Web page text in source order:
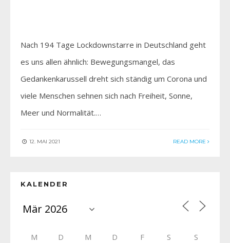
Nach 194 Tage Lockdownstarre in Deutschland geht
es uns allen ähnlich: Bewegungsmangel, das
Gedankenkarussell dreht sich ständig um Corona und
viele Menschen sehnen sich nach Freiheit, Sonne,
Meer und Normalität.…
12. MAI 2021 READ MORE
KALENDER
M D M D F S S